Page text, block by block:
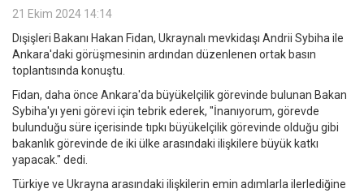
21 Ekim 2024 14:14
Dışişleri Bakanı Hakan Fidan, Ukraynalı mevkidaşı Andrii Sybiha ile
Ankara'daki görüşmesinin ardından düzenlenen ortak basın
toplantısında konuştu.
Fidan, daha önce Ankara'da büyükelçilik görevinde bulunan Bakan
Sybiha'yı yeni görevi için tebrik ederek, "İnanıyorum, görevde
bulunduğu süre içerisinde tıpkı büyükelçilik görevinde olduğu gibi
bakanlık görevinde de iki ülke arasındaki ilişkilere büyük katkı
yapacak." dedi.
Türkiye ve Ukrayna arasındaki ilişkilerin emin adımlarla ilerlediğine